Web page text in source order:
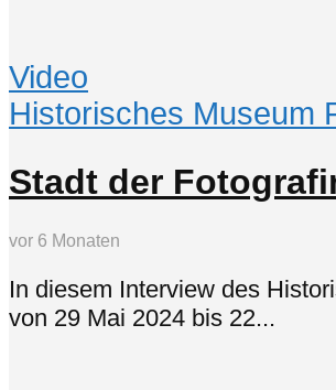
Video
Historisches Museum
Stadt der
vor 6 Monaten
In diesem Interview des
von 29 Mai 2024 bis 22...